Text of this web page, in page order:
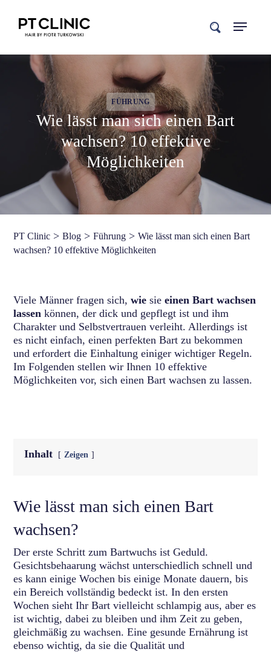
search
FÜHRUNG
Wie lässt man sich einen Bart
wachsen? 10 effektive
Möglichkeiten
PT Clinic >Blog >Führung >Wie lässt man sich einen Bart
wachsen? 10 effektive Möglichkeiten
Viele Männer fragen sich,wie sieeinen Bart wachsen
lassen können, der dick und gepflegt ist und ihm
Charakter und Selbstvertrauen verleiht. Allerdings ist
es nicht einfach, einen perfekten Bart zu bekommen
und erfordert die Einhaltung einiger wichtiger Regeln.
Im Folgenden stellen wir Ihnen 10 effektive
Möglichkeiten vor, sich einen Bart wachsen zu lassen.
Inhalt Zeigen
Wie lässt man sich einen Bart
wachsen?
Der erste Schritt zum Bartwuchs ist Geduld.
Gesichtsbehaarung wächst unterschiedlich schnell und
es kann einige Wochen bis einige Monate dauern, bis
ein Bereich vollständig bedeckt ist. In den ersten
Wochen sieht Ihr Bart vielleicht schlampig aus, aber es
ist wichtig, dabei zu bleiben und ihm Zeit zu geben,
gleichmäßig zu wachsen. Eine gesunde Ernährung ist
ebenso wichtig, da sie die Qualität und